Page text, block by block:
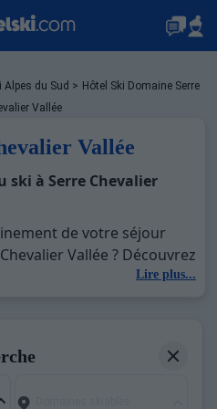
Alpes du Sud > Hôtel Ski Domaine Serre
Vallée
Vallée
ski à Serre Chevalier
de votre séjour
Vallée ? Découvrez
Chevalier Vallée pour
mêler les plaisirs de la
Lire plus...